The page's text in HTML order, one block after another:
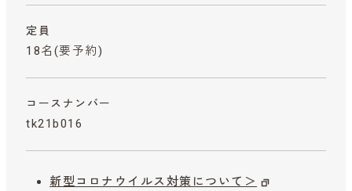
定員
18名(要予約)
コースナンバー
tk21b016
新型コロナウイルス対策について＞